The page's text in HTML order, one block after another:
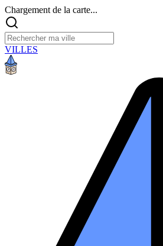
Chargement de la carte...
VILLES